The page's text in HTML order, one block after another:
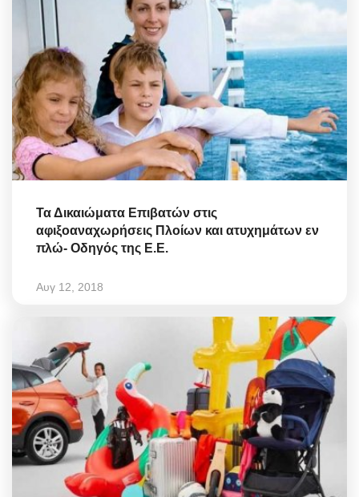
Τα Δικαιώματα Επιβατών στις
αφιξοαναχωρήσεις Πλοίων και ατυχημάτων εν
πλώ- Οδηγός της Ε.Ε.
Αυγ 12, 2018